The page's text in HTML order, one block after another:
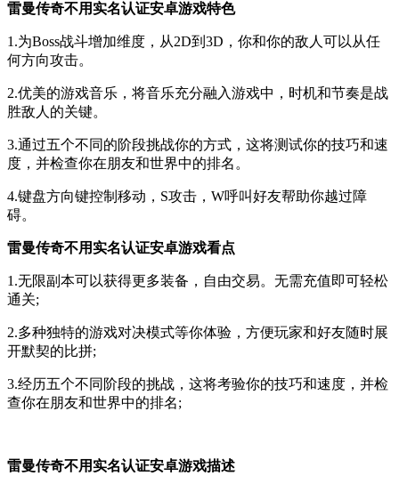
雷曼传奇不用实名认证安卓游戏特色
1.为Boss战斗增加维度，从2D到3D，你和你的敌人可以从任
何方向攻击。
2.优美的游戏音乐，将音乐充分融入游戏中，时机和节奏是战
胜敌人的关键。
3.通过五个不同的阶段挑战你的方式，这将测试你的技巧和速
度，并检查你在朋友和世界中的排名。
4.键盘方向键控制移动，S攻击，W呼叫好友帮助你越过障
碍。
雷曼传奇不用实名认证安卓游戏看点
1.无限副本可以获得更多装备，自由交易。无需充值即可轻松
通关;
2.多种独特的游戏对决模式等你体验，方便玩家和好友随时展
开默契的比拼;
3.经历五个不同阶段的挑战，这将考验你的技巧和速度，并检
查你在朋友和世界中的排名;
雷曼传奇不用实名认证安卓游戏描述